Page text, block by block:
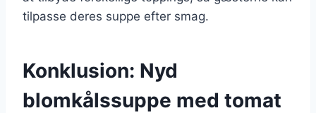
tilpasse deres suppe efter smag.
Konklusion: Nyd
blomkålssuppe med tomat